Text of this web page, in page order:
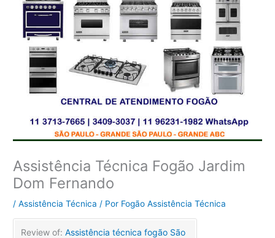
Assistência Técnica Fogão Jardim
Dom Fernando
/Assistência Técnica / Por Fogão Assistência Técnica
Review of:Assistência técnica fogão São